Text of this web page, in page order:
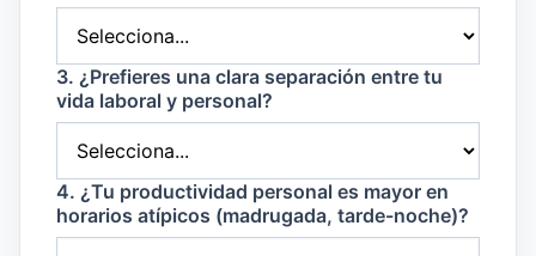
3. ¿Prefieres una clara separación entre tu
vida laboral y personal?
4. ¿Tu productividad personal es mayor en
horarios atípicos (madrugada, tarde-noche)?